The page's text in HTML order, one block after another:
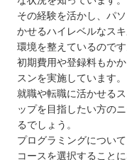
その経験を活かし、パ
かせるハイレベルなス
環境を整えているのです
初期費用や登録料もか
スンを実施しています。
就職や転職に活かせる
ップを目指したい方の
るでしょう。
プログラミングについ
コースを選択することに